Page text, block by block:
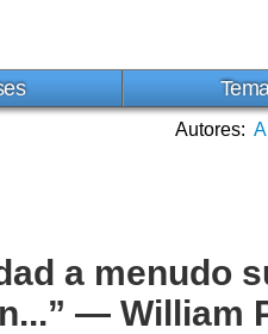
Autores: A
a menudo
— William